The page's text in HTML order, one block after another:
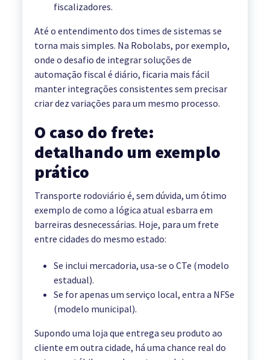
fiscalizadores.
Até o entendimento dos times de sistemas se
torna mais simples. Na Robolabs, por exemplo,
onde o desafio de integrar soluções de
automação fiscal é diário, ficaria mais fácil
manter integrações consistentes sem precisar
criar dez variações para um mesmo processo.
O caso do frete:
detalhando um exemplo
prático
Transporte rodoviário é, sem dúvida, um ótimo
exemplo de como a lógica atual esbarra em
barreiras desnecessárias. Hoje, para um frete
entre cidades do mesmo estado:
Se inclui mercadoria, usa-se o CTe (modelo
estadual).
Se for apenas um serviço local, entra a NFSe
(modelo municipal).
Supondo uma loja que entrega seu produto ao
cliente em outra cidade, há uma chance real do